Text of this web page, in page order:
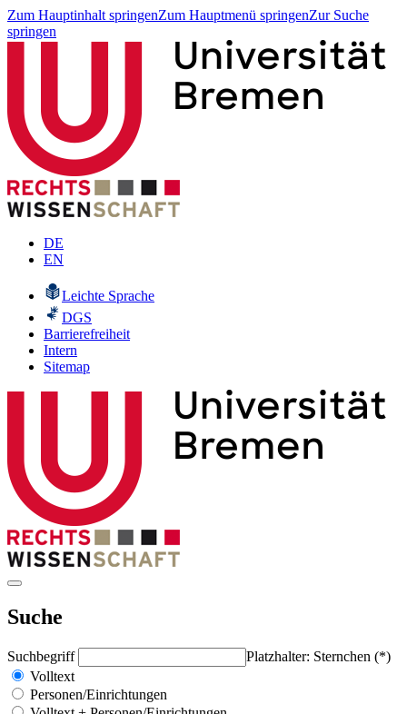
Zum Hauptinhalt springenZum Hauptmenü springenZur Suche
springen
DE
EN
Leichte Sprache
DGS
Barrierefreiheit
Intern
Sitemap
Suche
Suchbegriff
Platzhalter: Sternchen (*)
Volltext
Personen/Einrichtungen